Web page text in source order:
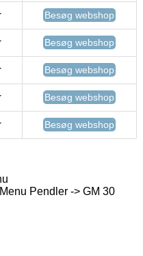
Besøg webshop
Besøg webshop
Besøg webshop
Besøg webshop
Besøg webshop
Pendler -> GM 30